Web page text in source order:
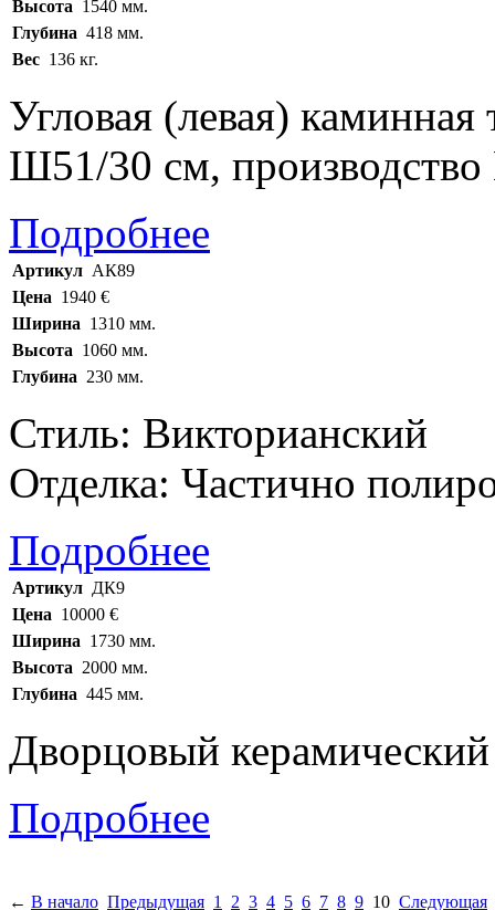
Высота 1540 мм.
Глубина 418 мм.
Вес 136 кг.
Угловая (левая)
Ш51/30 см, производство
Подробнее
Артикул АК89
Цена 1940 €
Ширина 1310 мм.
Высота 1060 мм.
Глубина 230 мм.
Стиль: Викторианский
Отделка: Частично
Подробнее
Артикул ДК9
Цена 10000 €
Ширина 1730 мм.
Высота 2000 мм.
Глубина 445 мм.
Дворцовый керамический
Подробнее
← В начало Предыдущая 1 2 3 4 5 6 7 8 9 10 Следующая